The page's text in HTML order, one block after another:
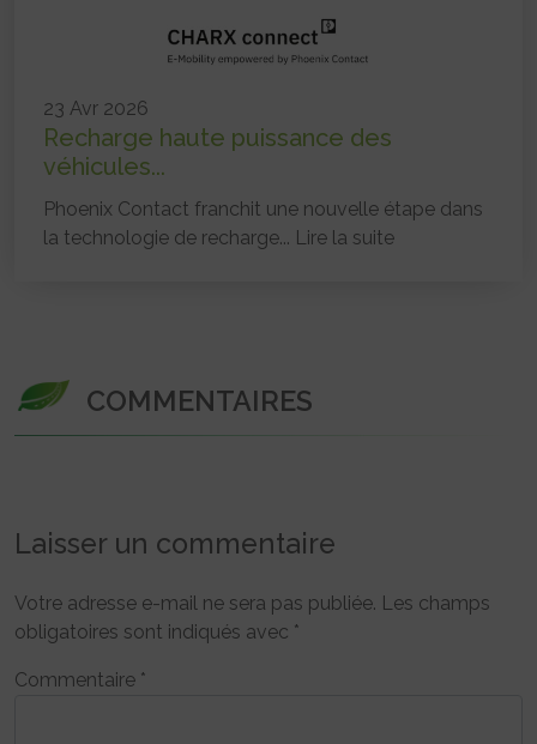
23 Avr 2026
Recharge haute puissance des
véhicules...
Phoenix Contact franchit une nouvelle étape dans
la technologie de recharge... Lire la suite
COMMENTAIRES
Laisser un commentaire
Votre adresse e-mail ne sera pas publiée. Les champs
obligatoires sont indiqués avec *
Commentaire *